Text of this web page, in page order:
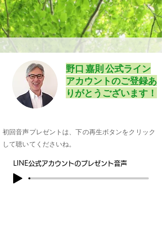
​野口 嘉則 公式ライン
アカウントのご登録あ
りがとうございます！
初回音声プレゼントは、下の再生ボタンをクリック
して聴いてくださいね。
LINE公式アカウントのプレゼント音声